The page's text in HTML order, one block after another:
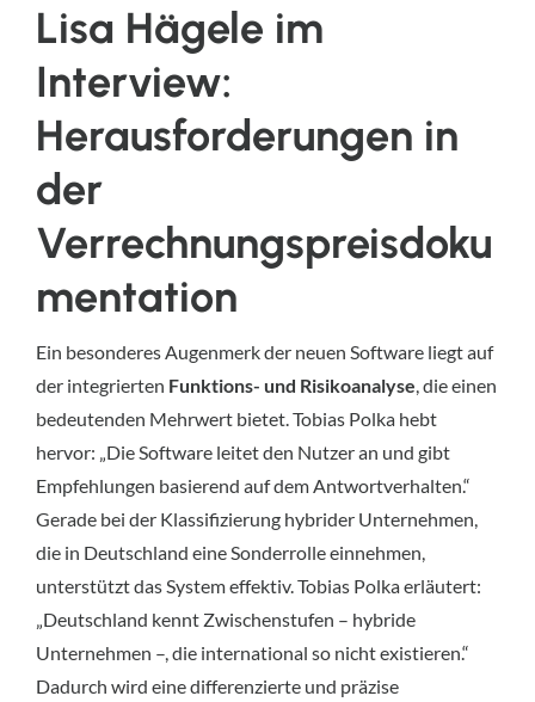
Lisa Hägele im
Interview:
Herausforderungen in
der
Verrechnungspreisdoku
mentation
Ein besonderes Augenmerk der neuen Software liegt auf
der integrierten Funktions- und Risikoanalyse , die einen
bedeutenden Mehrwert bietet. Tobias Polka hebt
hervor: „Die Software leitet den Nutzer an und gibt
Empfehlungen basierend auf dem Antwortverhalten.“
Gerade bei der Klassifizierung hybrider Unternehmen,
die in Deutschland eine Sonderrolle einnehmen,
unterstützt das System effektiv. Tobias Polka erläutert:
„Deutschland kennt Zwischenstufen – hybride
Unternehmen –, die international so nicht existieren.“
Dadurch wird eine differenzierte und präzise